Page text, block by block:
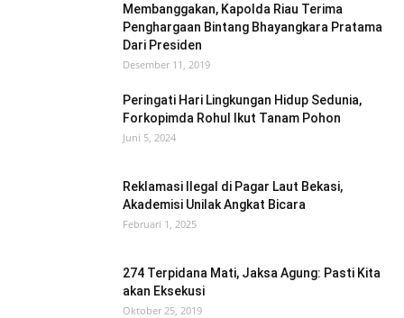
Membanggakan, Kapolda Riau Terima
Penghargaan Bintang Bhayangkara Pratama
Dari Presiden
Desember 11, 2019
Peringati Hari Lingkungan Hidup Sedunia,
Forkopimda Rohul Ikut Tanam Pohon
Juni 5, 2024
Reklamasi Ilegal di Pagar Laut Bekasi,
Akademisi Unilak Angkat Bicara
Februari 1, 2025
274 Terpidana Mati, Jaksa Agung: Pasti Kita
akan Eksekusi
Oktober 25, 2019